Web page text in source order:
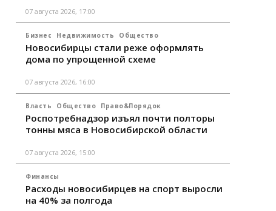
07 августа 2026, 17:00
Бизнес Недвижимость Общество
Новосибирцы стали реже оформлять
дома по упрощенной схеме
07 августа 2026, 16:00
Власть Общество Право&Порядок
Роспотребнадзор изъял почти полторы
тонны мяса в Новосибирской области
07 августа 2026, 15:00
Финансы
Расходы новосибирцев на спорт выросли
на 40% за полгода